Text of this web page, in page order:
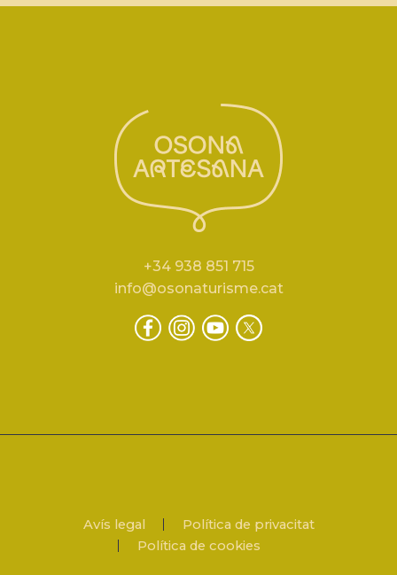
+34 938 851 715
info@osonaturisme.cat
Avís legal
Política de privacitat
Política de cookies